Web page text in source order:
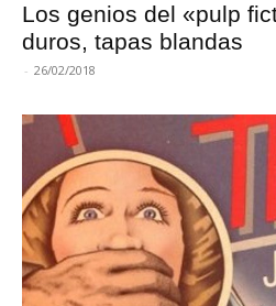
Los genios del «pulp
duros, tapas blandas
- 26/02/2018